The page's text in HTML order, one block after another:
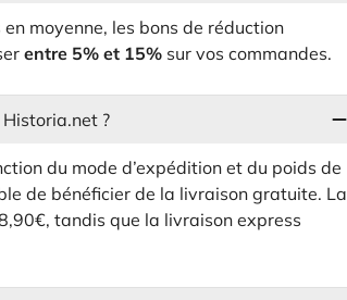
moyenne, les bons de réduction
entre 5% et 15% sur vos commandes.
?
du mode d’expédition et du poids de
de bénéficier de la livraison gratuite. La
tandis que la livraison express